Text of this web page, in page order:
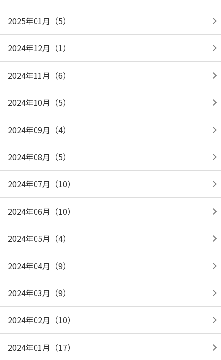
2025年01月（5）
2024年12月（1）
2024年11月（6）
2024年10月（5）
2024年09月（4）
2024年08月（5）
2024年07月（10）
2024年06月（10）
2024年05月（4）
2024年04月（9）
2024年03月（9）
2024年02月（10）
2024年01月（17）